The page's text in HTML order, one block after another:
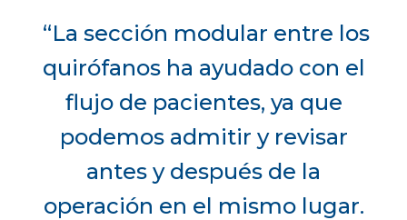
“La sección modular entre los
quirófanos ha ayudado con el
flujo de pacientes, ya que
podemos admitir y revisar
antes y después de la
operación en el mismo lugar.